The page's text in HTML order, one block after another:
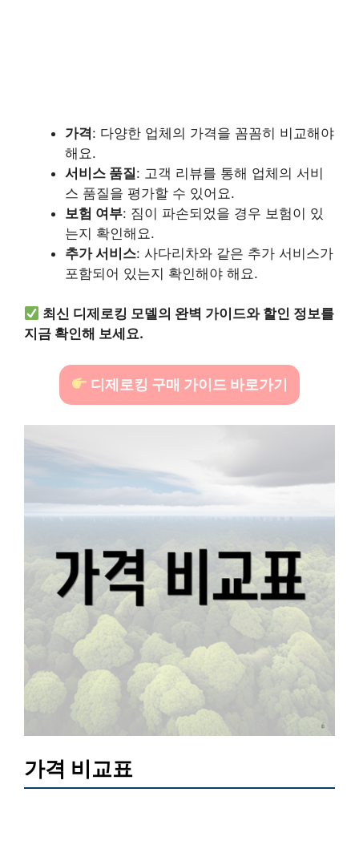
가격: 다양한 업체의 가격을 꼼꼼히 비교해야
해요.
서비스 품질: 고객 리뷰를 통해 업체의 서비
스 품질을 평가할 수 있어요.
보험 여부: 짐이 파손되었을 경우 보험이 있
는지 확인해요.
추가 서비스: 사다리차와 같은 추가 서비스가
포함되어 있는지 확인해야 해요.
최신 디제로킹 모델의 완벽 가이드와 할인 정보를
지금 확인해 보세요.
디제로킹 구매 가이드 바로가기
가격 비교표